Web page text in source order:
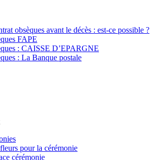
obsèques avant le décès : est-ce possible ?
FAPE
: CAISSE D’EPARGNE
: La Banque postale
pour la cérémonie
cérémonie